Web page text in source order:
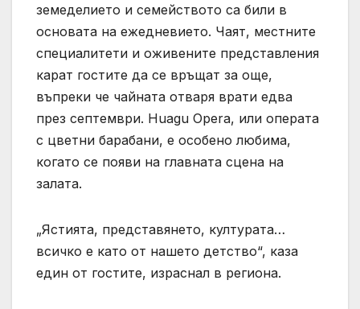
земеделието и семейството са били в
основата на ежедневието. Чаят, местните
специалитети и оживените представления
карат гостите да се връщат за още,
въпреки че чайната отваря врати едва
през септември. Huagu Opera, или операта
с цветни барабани, е особено любима,
когато се появи на главната сцена на
залата.
„Ястията, представянето, културата…
всичко е като от нашето детство“, каза
един от гостите, израснал в региона.